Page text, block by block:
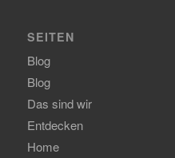
SEITEN
Blog
Blog
Das sind wir
Entdecken
Home